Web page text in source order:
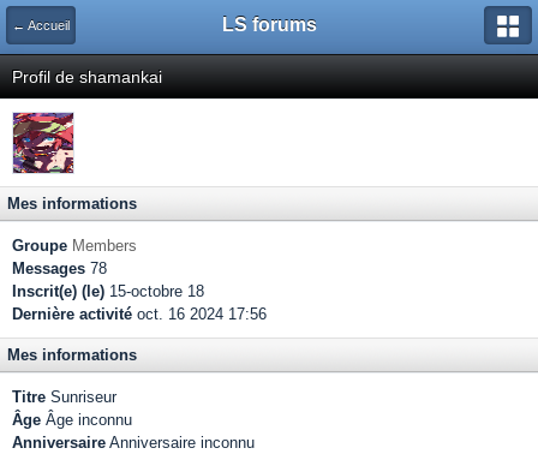
← Accueil LS forums
Profil de shamankai
Mes informations
Groupe Members
Messages 78
Inscrit(e) (le) 15-octobre 18
Dernière activité oct. 16 2024 17:56
Mes informations
Titre Sunriseur
Âge Âge inconnu
Anniversaire Anniversaire inconnu